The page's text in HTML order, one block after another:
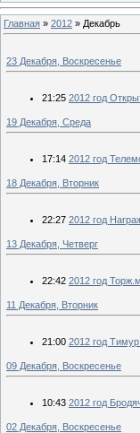
Главная » 2012 » Декабрь
23 Декабря, Воскресенье
21:25 2012 год
19 Декабря, Среда
17:14 2012 год
18 Декабря, Вторник
22:27 2012 год
13 Декабря, Четверг
22:42 2012 год
11 Декабря, Вторник
21:00 2012 год
09 Декабря, Воскресенье
10:43 2012 год
02 Декабря, Воскресенье